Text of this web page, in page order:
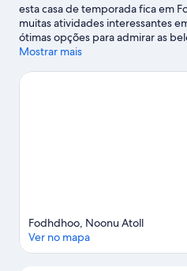
esta casa de temporada fica em
muitas atividades interessantes
ótimas opções para admirar as
de Velaa e Vaadhoo.
Mostrar mais
Fodhdhoo, Noonu Atoll
Ver no mapa